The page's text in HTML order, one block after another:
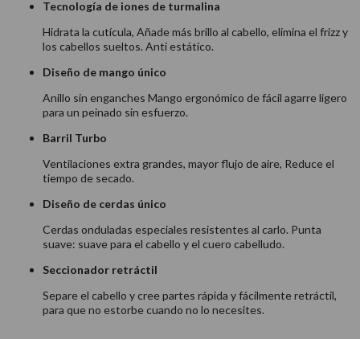
Tecnología de iones de turmalina
Hidrata la cutícula, Añade más brillo al cabello, elimina el frizz y
los cabellos sueltos. Anti estático.
Diseño de mango único
Anillo sin enganches Mango ergonómico de fácil agarre ligero
para un peinado sin esfuerzo.
Barril Turbo
Ventilaciones extra grandes, mayor flujo de aire, Reduce el
tiempo de secado.
Diseño de cerdas único
Cerdas onduladas especiales resistentes al carlo. Punta
suave: suave para el cabello y el cuero cabelludo.
Seccionador retráctil
Separe el cabello y cree partes rápida y fácilmente retráctil,
para que no estorbe cuando no lo necesites.